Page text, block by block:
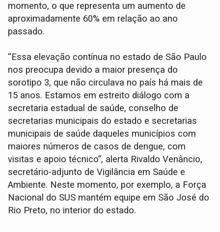
momento, o que representa um aumento de
aproximadamente 60% em relação ao ano
passado.
“Essa elevação contínua no estado de São Paulo
nos preocupa devido a maior presença do
sorotipo 3, que não circulava no país há mais de
15 anos. Estamos em estreito diálogo com a
secretaria estadual de saúde, conselho de
secretarias municipais do estado e secretarias
municipais de saúde daqueles municípios com
maiores números de casos de dengue, com
visitas e apoio técnico”, alerta Rivaldo Venâncio,
secretário-adjunto de Vigilância em Saúde e
Ambiente. Neste momento, por exemplo, a Força
Nacional do SUS mantém equipe em São José do
Rio Preto, no interior do estado.